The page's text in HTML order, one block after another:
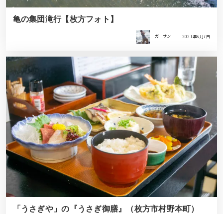
亀の集団滝行【枚方フォト】
ガーサン 2021年6月7日
「うさぎや」の『うさぎ御膳』（枚方市村野本町）